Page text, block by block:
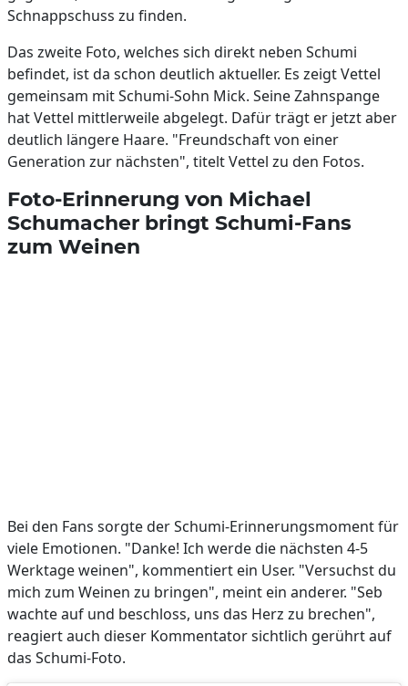
Schnappschuss zu finden.
Das zweite Foto, welches sich direkt neben Schumi
befindet, ist da schon deutlich aktueller. Es zeigt Vettel
gemeinsam mit Schumi-Sohn Mick. Seine Zahnspange
hat Vettel mittlerweile abgelegt. Dafür trägt er jetzt aber
deutlich längere Haare. "Freundschaft von einer
Generation zur nächsten", titelt Vettel zu den Fotos.
Foto-Erinnerung von Michael
Schumacher bringt Schumi-Fans
zum Weinen
Bei den Fans sorgte der Schumi-Erinnerungsmoment für
viele Emotionen. "Danke! Ich werde die nächsten 4-5
Werktage weinen", kommentiert ein User. "Versuchst du
mich zum Weinen zu bringen", meint ein anderer. "Seb
wachte auf und beschloss, uns das Herz zu brechen",
reagiert auch dieser Kommentator sichtlich gerührt auf
das Schumi-Foto.